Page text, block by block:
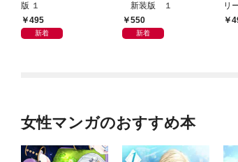
版 １
495
新着
新装版 １
550
新着
リ
１
女性マンガのおすすめ本